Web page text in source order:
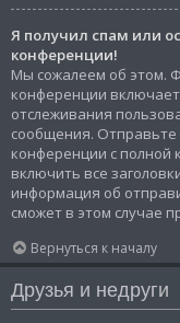
Я получил спам или
конференции!
Мы сожалеем об этом.
конференции
отслеживания
сообщения.
конференции с полной
включить все
информация об
сможет в этом случае
Вернуться к началу
Друзья и недруги